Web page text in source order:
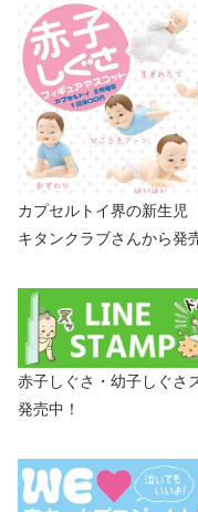
カプセルトイ界の新生児
キタンクラブさんから発
赤子しぐさ・幼子しぐさ
発売中！